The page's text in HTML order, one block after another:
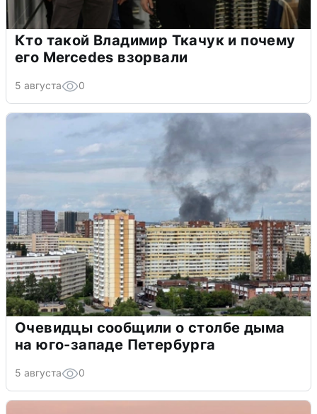
Кто такой Владимир Ткачук и почему
его Mercedes взорвали
5 августа 0
Очевидцы сообщили о столбе дыма
на юго-западе Петербурга
5 августа 0